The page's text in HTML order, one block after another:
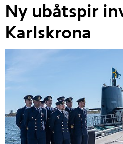
Ny ubåtspir
Karlskrona